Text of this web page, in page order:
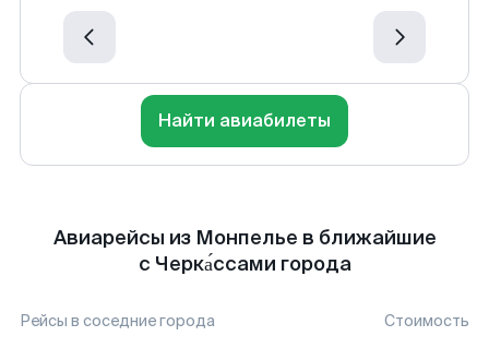
Найти авиабилеты
Авиарейсы из Монпелье в ближайшие
с Черка́ссами города
Рейсы в соседние города Стоимость